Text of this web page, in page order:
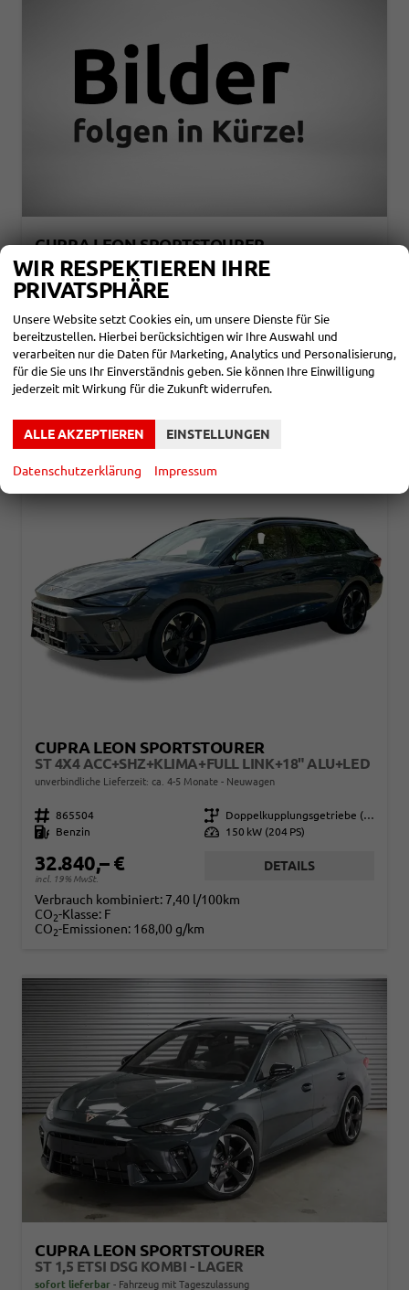
CUPRA LEON SPORTSTOURER
1,5 ETSI DSG 110KW 5 JAHRE MJ27
unverbindliche Lieferzeit: 3 Monate Neuwagen
858052
Automatik
32.590,– €
incl. 19% MwSt.
DETAILS
Verbrauch kombiniert: 5,50 l/100km
CO2 -Emissionen:124,00 g/km
CUPRA LEON SPORTSTOURER
ST 4X4 ACC+SHZ+KLIMA+FULL LINK+18" ALU+LED
unverbindliche Lieferzeit: ca. 4-5 Monate Neuwagen
Fahrzeugnr. 865504 Getriebe
Doppelkupplungsgetriebe (DSG)
Kraftstoff
Benzin Leistung 150 kW (204 PS)
32.840,– €
incl. 19% MwSt.
DETAILS
Verbrauch kombiniert: 7,40 l/100km
CO2-Klasse: F
CO2-Emissionen: 168,00 g/km
CUPRA LEON SPORTSTOURER
ST 1,5 ETSI DSG KOMBI - LAGER
sofort lieferbar Fahrzeug mit Tageszulassung
WIR RESPEKTIEREN IHRE
PRIVATSPHÄRE
Unsere Website setzt Cookies ein, um unsere Dienste für Sie
bereitzustellen. Hierbei berücksichtigen wir Ihre Auswahl und
verarbeiten nur die Daten für Marketing, Analytics und Personalisierung,
für die Sie uns Ihr Einverständnis geben. Sie können Ihre Einwilligung
jederzeit mit Wirkung für die Zukunft widerrufen.
ALLE AKZEPTIEREN EINSTELLUNGEN
Datenschutzerklärung Impressum